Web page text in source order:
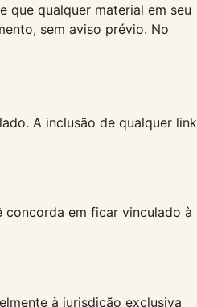
que qualquer material em seu
sem aviso prévio. No
A inclusão de qualquer link
concorda em ficar vinculado à
à jurisdição exclusiva